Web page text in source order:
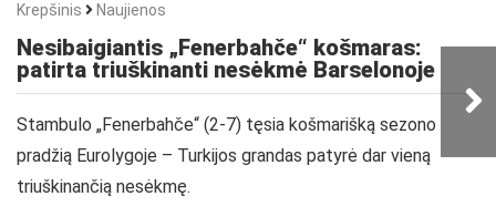
Krepšinis Naujienos
Nesibaigiantis „Fenerbahče“ košmaras:
patirta triuškinanti nesėkmė Barselonoje
Stambulo „Fenerbahče“ (2-7) tęsia košmarišką sezono
pradžią Eurolygoje – Turkijos grandas patyrė dar vieną
triuškinančią nesėkmę.